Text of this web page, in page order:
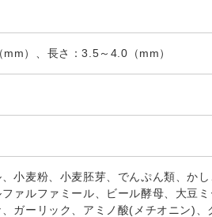
）、長さ：3.5～4.0（mm）
小麦粉、小麦胚芽、でんぷん類、か
ァルファミール、ビール酵母、大豆
ガーリック、アミノ酸(メチオニン)、